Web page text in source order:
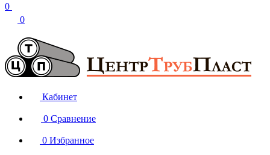
0
0
Кабинет
0 Сравнение
0 Избранное